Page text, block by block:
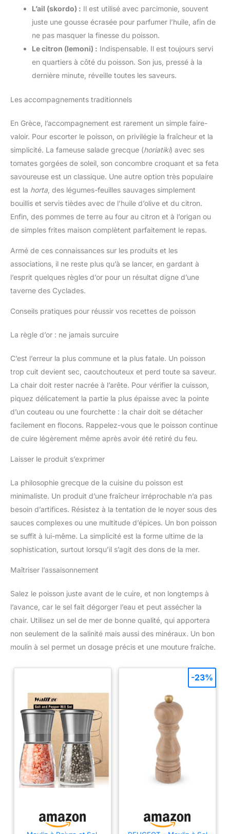
L’ail (skordo) : Il est utilisé avec parcimonie, souvent
juste une gousse écrasée pour parfumer l’huile, afin de
ne pas masquer la finesse du poisson.
Le citron (lemoni) : Indispensable. Il est toujours servi
en quartiers à côté du poisson. Son jus, pressé à la
dernière minute, réveille toutes les saveurs.
Les accompagnements traditionnels
En Grèce, l’accompagnement est rarement un simple faire-
valoir. Pour escorter le poisson, on privilégie la fraîcheur et la
simplicité. La fameuse salade grecque (horiatiki) avec ses
tomates gorgées de soleil, son concombre croquant et sa feta
savoureuse est un classique. Une autre option très populaire
est la horta , des légumes-feuilles sauvages simplement
bouillis et servis tièdes avec de l’huile d’olive et du citron.
Enfin, des pommes de terre au four au citron et à l’origan ou
de simples frites maison complètent parfaitement le repas.
Armé de ces connaissances sur les produits et les
associations, il ne reste plus qu’à se lancer, en gardant à
l’esprit quelques règles d’or pour un résultat digne d’une
taverne des Cyclades.
Conseils pratiques pour réussir vos recettes de poisson
La règle d’or : ne jamais surcuire
C’est l’erreur la plus commune et la plus fatale. Un poisson
trop cuit devient sec, caoutchouteux et perd toute sa saveur.
La chair doit rester nacrée à l’arête. Pour vérifier la cuisson,
piquez délicatement la partie la plus épaisse avec la pointe
d’un couteau ou une fourchette : la chair doit se détacher
facilement en flocons. Rappelez-vous que le poisson continue
de cuire légèrement même après avoir été retiré du feu.
Laisser le produit s’exprimer
La philosophie grecque de la cuisine du poisson est
minimaliste. Un produit d’une fraîcheur irréprochable n’a pas
besoin d’artifices. Résistez à la tentation de le noyer sous des
sauces complexes ou une multitude d’épices. Un bon poisson
se suffit à lui-même. La simplicité est la forme ultime de la
sophistication, surtout lorsqu’il s’agit des dons de la mer.
Maîtriser l’assaisonnement
Salez le poisson juste avant de le cuire, et non longtemps à
l’avance, car le sel fait dégorger l’eau et peut assécher la
chair. Utilisez un sel de mer de bonne qualité, qui apportera
non seulement de la salinité mais aussi des minéraux. Un bon
moulin à sel permet un dosage précis et une mouture fraîche.
-23%